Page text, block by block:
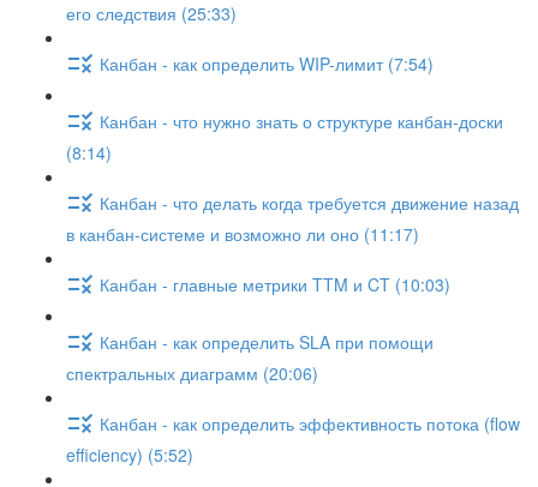
его следствия (25:33)
Канбан - как определить WIP-лимит (7:54)
Канбан - что нужно знать о структуре канбан-доски
(8:14)
Канбан - что делать когда требуется движение назад
в канбан-системе и возможно ли оно (11:17)
Канбан - главные метрики TTM и CT (10:03)
Канбан - как определить SLA при помощи
спектральных диаграмм (20:06)
Канбан - как определить эффективность потока (flow
efficiency) (5:52)